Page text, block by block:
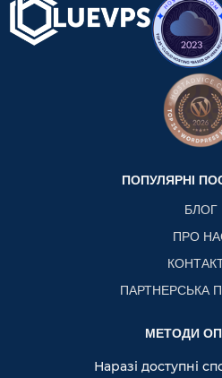
ПОПУЛЯРНІ
БЛОГ
ПРО
ПАРТНЕРСЬКА
МЕТОДИ
Наразі доступні